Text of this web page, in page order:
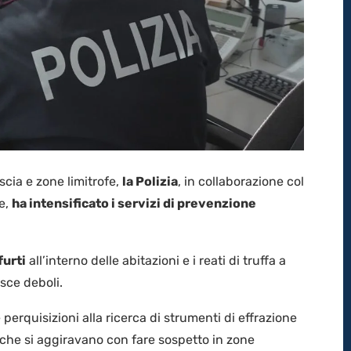
e zone limitrofe, la Polizia, in collaborazione col
ha intensificato i servizi di prevenzione
all’interno delle abitazioni e i reati di truffa a
deboli.
alla ricerca di strumenti di effrazione
si aggiravano con fare sospetto in zone